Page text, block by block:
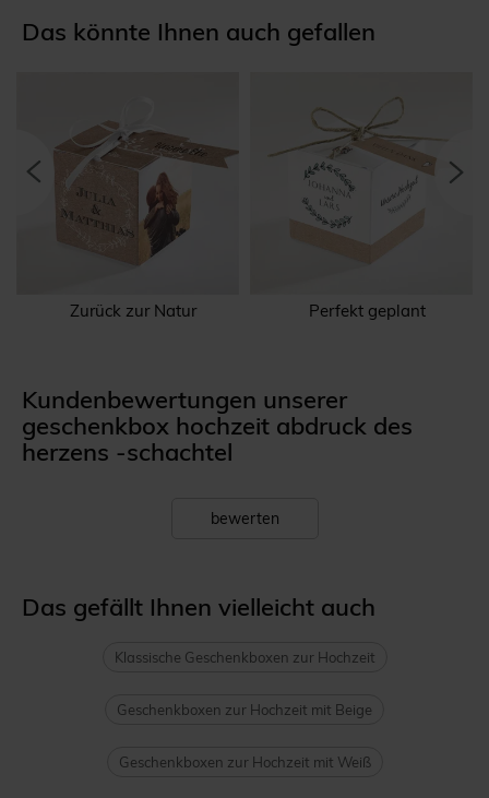
Das könnte Ihnen auch gefallen
Zurück zur Natur Perfekt geplant
Kundenbewertungen unserer
geschenkbox hochzeit abdruck des
herzens -schachtel
bewerten
Das gefällt Ihnen vielleicht auch
Klassische Geschenkboxen zur Hochzeit
Geschenkboxen zur Hochzeit mit Beige
Geschenkboxen zur Hochzeit mit Weiß